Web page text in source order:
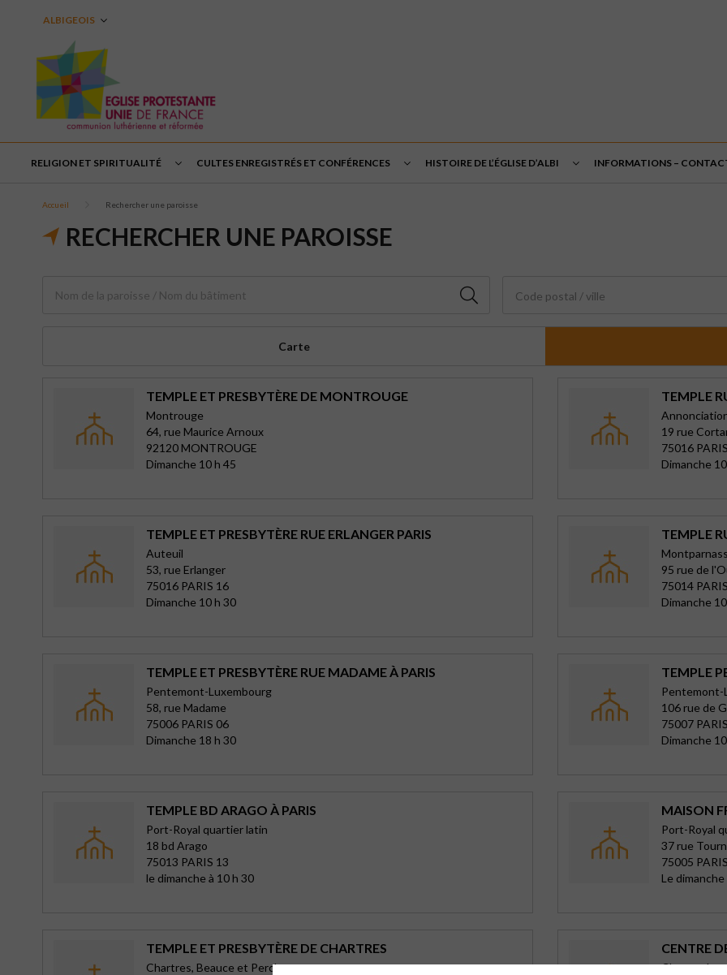
ALBIGEOIS
RELIGION ET SPIRITUALITÉ CULTES ENREGISTRÉS ET CONFÉRENCES HISTOIRE DE L’ÉGLISE D’ALBI INFORMATIONS –
Accueil Rechercher une paroisse
RECHERCHER UNE PAROISSE
Code postal / ville
Carte
TEMPLE ET PRESBYTÈRE DE MONTROUGE
Montrouge
64, rue Maurice Arnoux
92120 MONTROUGE
Dimanche 10 h 45
TEMPLE
19 rue
75016
Dimanche
TEMPLE ET PRESBYTÈRE RUE ERLANGER PARIS
Auteuil
53, rue Erlanger
75016 PARIS 16
Dimanche 10 h 30
TEMPLE
95 rue de
75014
Dimanche
TEMPLE ET PRESBYTÈRE RUE MADAME À PARIS
Pentemont-Luxembourg
58, rue Madame
75006 PARIS 06
Dimanche 18 h 30
TEMPLE
Pentemont-
106 rue de
75007
Dimanche
TEMPLE BD ARAGO À PARIS
Port-Royal quartier latin
18 bd Arago
75013 PARIS 13
le dimanche à 10 h 30
MAISON
Port-Royal
37 rue
75005
Le
TEMPLE ET PRESBYTÈRE DE CHARTRES
Chartres, Beauce et Perche
CENTRE
Clamart,